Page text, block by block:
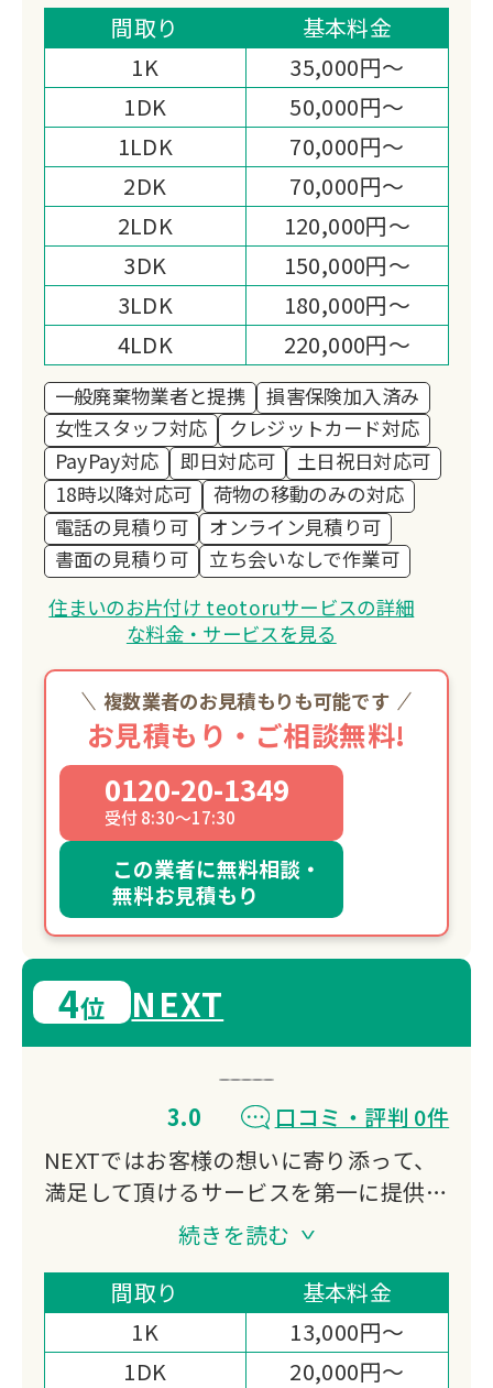
スピーディーな作業と明朗会計で安心し
てお任せいただけます。
想い出の品は丁寧に仕分け、お客様の新
しいスタートを全力サポートします。
間取り
基本料金
1K
35,000円～
1DK
50,000円～
1LDK
70,000円～
2DK
70,000円～
2LDK
120,000円～
3DK
150,000円～
3LDK
180,000円～
4LDK
220,000円～
一般廃棄物業者と提携
損害保険加入済み
女性スタッフ対応
クレジットカード対応
PayPay対応
即日対応可
土日祝日対応可
18時以降対応可
荷物の移動のみの対応
電話の見積り可
オンライン見積り可
書面の見積り可
立ち会いなしで作業可
住まいのお片付け teotoruサービスの詳細
な料金・サービスを見る
複数業者のお見積もりも可能です
お見積もり・ご相談無料!
0120-20-1349
受付 8:30～17:30
この業者に無料相談・
無料お見積もり
4位 NEXT
3.0
口コミ・評判 0件
NEXTではお客様の想いに寄り添って、
満足して頂けるサービスを第一に提供し
どんなお困りごとでもできる限り、ご対
応させて頂きます。
お見積り・相談だけでも無料でご対応致
しますので、ご安心ください。
続きを読む
間取り
基本料金
1K
13,000円～
1DK
20,000円～